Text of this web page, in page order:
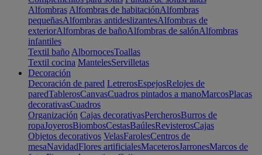
Alfombras Alfombras de habitaciónAlfombras
pequeñasAlfombras antideslizantesAlfombras de
exteriorAlfombras de bañoAlfombras de salónAlfombras
infantiles
Textil baño AlbornocesToallas
Textil cocina MantelesServilletas
Decoración
Decoración de pared LetrerosEspejosRelojes de
paredTablerosCanvasCuadros pintados a manoMarcosPlacas
decorativasCuadros
Organización Cajas decorativasPercherosBurros de
ropaJoyerosBiombosCestasBaúlesRevisterosCajas
Objetos decorativos VelasFarolesCentros de
mesaNavidadFlores artificialesMaceterosJarronesMarcos de